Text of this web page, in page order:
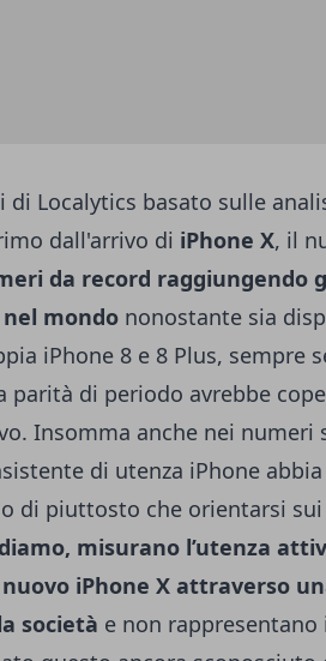
di Localytics basato sulle
dall'arrivo di iPhone X, il
da record raggiungendo
mondo nonostante sia
iPhone 8 e 8 Plus, sempre
parità di periodo avrebbe
Insomma anche nei numeri
di utenza iPhone
di piuttosto che orientarsi
misurano l’utenza
iPhone X attraverso
società e non